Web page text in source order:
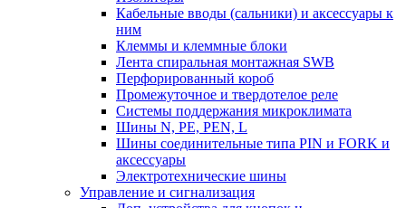
Кабельные вводы (сальники) и аксессуары к
ним
Клеммы и клеммные блоки
Лента спиральная монтажная SWB
Перфорированный короб
Промежуточное и твердотелое реле
Системы поддержания микроклимата
Шины N, PE, PEN, L
Шины соединительные типа PIN и FORK и
аксессуары
Электротехнические шины
Управление и сигнализация